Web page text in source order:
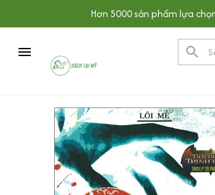
Hơn 5000 sản phẩm lựa